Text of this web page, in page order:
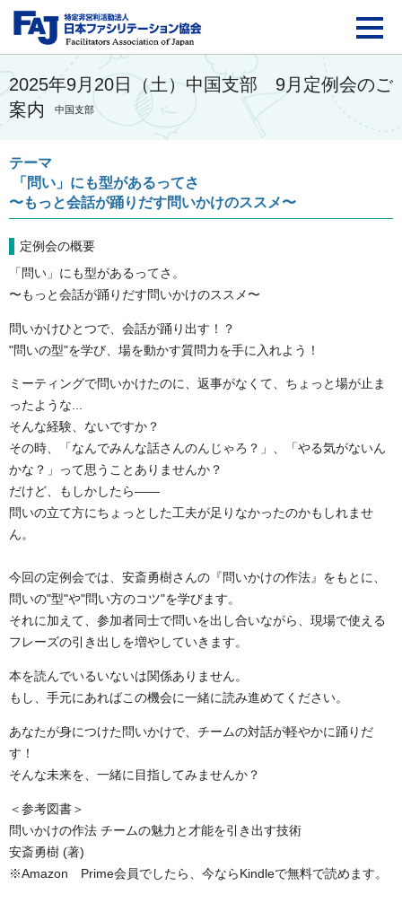
FAJ：特定非営利活動
2025年9月20日（土）中国支部 9月定例会のご
案内
中国支部
テーマ
「問い」にも型があるってさ
〜もっと会話が踊りだす問いかけのススメ〜
定例会の概要
「問い」にも型があるってさ。
〜もっと会話が踊りだす問いかけのススメ〜
問いかけひとつで、会話が踊り出す！？
"問いの型"を学び、場を動かす質問力を手に入れよう！
ミーティングで問いかけたのに、返事がなくて、ちょっと場が止ま
ったような...
そんな経験、ないですか？
その時、「なんでみんな話さんのんじゃろ？」、「やる気がないん
かな？」って思うことありませんか？
だけど、もしかしたら――
問いの立て方にちょっとした工夫が足りなかったのかもしれませ
ん。
今回の定例会では、安斎勇樹さんの『問いかけの作法』をもとに、
問いの"型"や"問い方のコツ"を学びます。
それに加えて、参加者同士で問いを出し合いながら、現場で使える
フレーズの引き出しを増やしていきます。
本を読んでいるいないは関係ありません。
もし、手元にあればこの機会に一緒に読み進めてください。
あなたが身につけた問いかけで、チームの対話が軽やかに踊りだ
す！
そんな未来を、一緒に目指してみませんか？
＜参考図書＞
問いかけの作法 チームの魅力と才能を引き出す技術
安斎勇樹 (著)
※Amazon Prime会員でしたら、今ならKindleで無料で読めます。